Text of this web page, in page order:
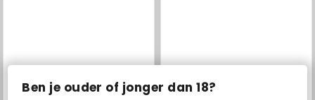
Ben je ouder of jonger dan 18?
Grand Mahjong Connect Masha and the Bear: Meadows